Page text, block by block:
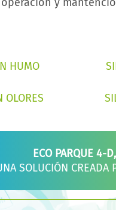
HUMO
OLORES
ECO PARQUE 4-D,
SOLUCIÓN CREADA